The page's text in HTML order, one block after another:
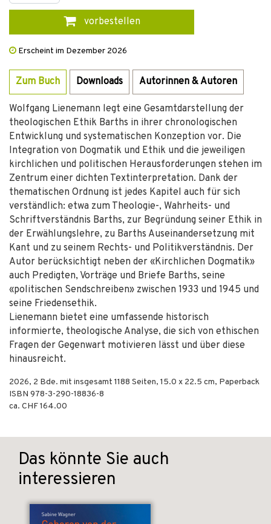
vorbestellen
Erscheint im Dezember 2026
Zum Buch Downloads Autorinnen & Autoren
Wolfgang Lienemann legt eine Gesamtdarstellung der
theologischen Ethik Barths in ihrer chronologischen
Entwicklung und systematischen Konzeption vor. Die
Integration von Dogmatik und Ethik und die jeweiligen
kirchlichen und politischen Herausforderungen stehen im
Zentrum einer dichten Textinterpretation. Dank der
thematischen Ordnung ist jedes Kapitel auch für sich
verständlich: etwa zum Theologie-, Wahrheits- und
Schriftverständnis Barths, zur Begründung seiner Ethik in
der Erwählungslehre, zu Barths Auseinandersetzung mit
Kant und zu seinem Rechts- und Politikverständnis. Der
Autor berücksichtigt neben der «Kirchlichen Dogmatik»
auch Predigten, Vorträge und Briefe Barths, seine
«politischen Sendschreiben» zwischen 1933 und 1945 und
seine Friedensethik.
Lienemann bietet eine umfassende historisch
informierte, theologische Analyse, die sich von ethischen
Fragen der Gegenwart motivieren lässt und über diese
hinausreicht.
2026, 2 Bde. mit insgesamt 1188 Seiten, 15.0 x 22.5 cm, Paperback
ISBN 978-3-290-18836-8
ca. CHF 164.00
Das könnte Sie auch
interessieren